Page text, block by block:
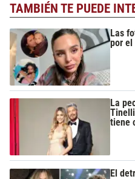
TAMBIÉN TE PUEDE
Las
por
La
tiene
El